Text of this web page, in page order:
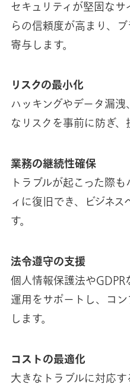
セキュリティが堅固な
らの信頼度が高まり、
寄与します。
リスクの最小化
ハッキングやデータ漏
なリスクを事前に防ぎ、
業務の継続性確保
トラブルが起こった際
ィに復旧でき、ビジネ
す。
法令遵守の支援
個人情報保護法やGDPR
運用をサポートし、コ
します。
コストの最適化
大きなトラブルに対応